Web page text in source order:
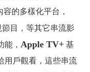
的多樣化平台，
目，等其它串流影
， Apple TV+ 基
用戶觀看，這些串流